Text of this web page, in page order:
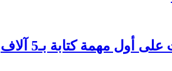
كيف حصلت على أول مهمة كتابة بـ5 آلاف